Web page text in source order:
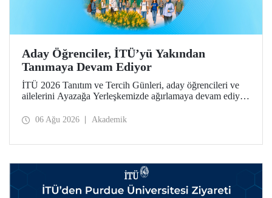
Aday Öğrenciler, İTÜ’yü Yakından
Tanımaya Devam Ediyor
İTÜ 2026 Tanıtım ve Tercih Günleri, aday öğrencileri ve
ailelerini Ayazağa Yerleşkemizde ağırlamaya devam ediyor.
ilgili fakülte ve birimler adaylara bilgi vermeye devam
06 Ağu 2026 Akademik